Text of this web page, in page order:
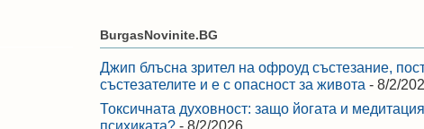
BurgasNovinite.BG
Джип блъсна зрител на офроуд състезание,
състезателите и е с опасност за живота - 8/2/
Токсичната духовност: защо йогата и